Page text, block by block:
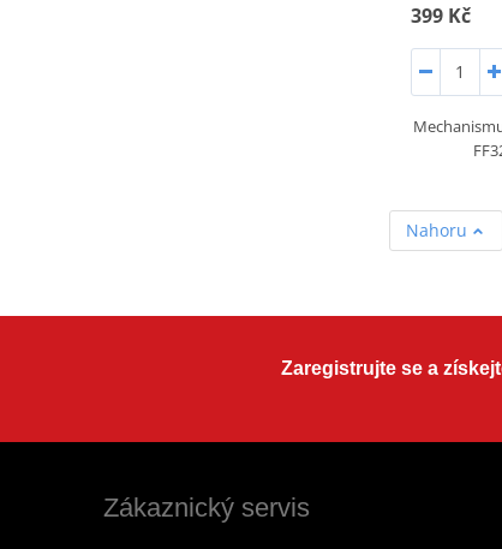
399 Kč
Nahoru
Zaregistrujte se a
Zákaznický servis